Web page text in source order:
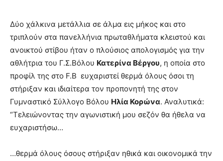
Δύο χάλκινα μετάλλια σε άλμα εις μήκος και στο
τριπλούν στα πανελλήνια πρωταθλήματα κλειστού και
ανοικτού στίβου ήταν ο πλούσιος απολογισμός για την
αθλήτρια του Γ.Σ.Βόλου Κατερίνα Βέργου, η οποία στο
προφίλ της στο F.B ευχαριστεί θερμά όλους όσοι τη
στήριξαν και ιδιαίτερα τον προπονητή της στον
Γυμναστικό Σύλλογο Βόλου Ηλία Κορώνα. Αναλυτικά:
“Τελειώνοντας την αγωνιστική μου σεζόν θα ήθελα να
ευχαριστήσω…
…θερμά όλους όσους στήριξαν ηθικά και οικονομικά την